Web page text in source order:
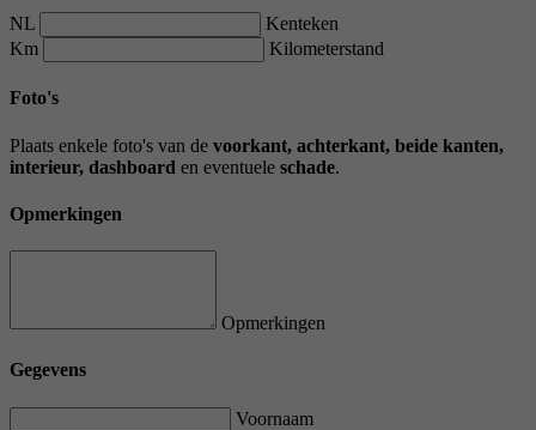
NL
Kenteken
Km
Kilometerstand
Foto's
Plaats enkele foto's van de voorkant, achterkant, beide kanten,
interieur, dashboard en eventuele schade.
Opmerkingen
Opmerkingen
Gegevens
Voornaam